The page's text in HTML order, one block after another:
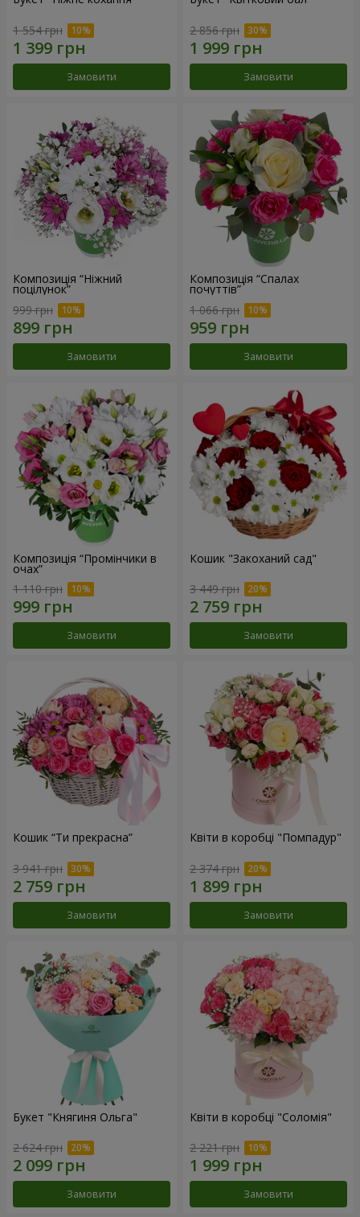
1 554 грн
Замовити
2 856 грн
Замовити
Композиція “Ніжний
поцілунок”
999 грн
Замовити
Композиція “Спалах
почуттів”
1 066 грн
Замовити
Композиція “Промінчики в
очах”
1 110 грн
Замовити
Кошик "Закоханий сад"
3 449 грн
Замовити
Кошик “Ти прекрасна”
3 941 грн
Замовити
Квіти в коробці "Помпадур"
2 374 грн
Замовити
Букет "Княгиня Ольга"
2 624 грн
Замовити
Квіти в коробці "Соломія"
2 221 грн
Замовити